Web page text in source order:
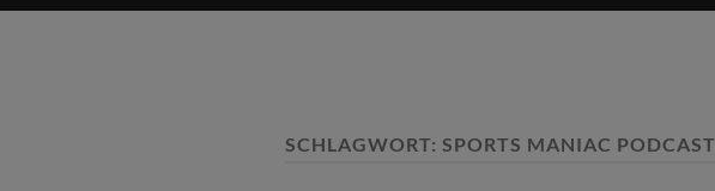
SCHLAGWORT: SPORTS MANIAC PODCAST